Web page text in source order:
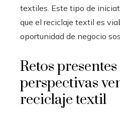
textiles. Este tipo de
que el reciclaje textil es
oportunidad de negocio
Retos
perspectivas
reciclaje textil